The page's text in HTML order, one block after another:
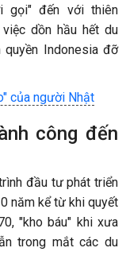
gọi" đến với thiên
dồn hầu hết du
Indonesia đỡ
của người Nhật
công đến
đầu tư phát triển
năm kể từ khi quyết
"kho báu" khi xưa
trong mắt các du